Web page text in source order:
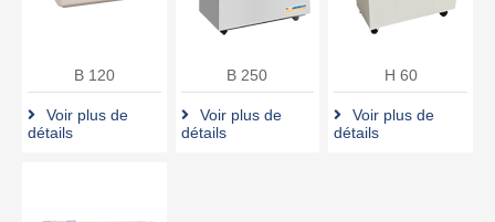
B 120
Voir plus de
détails
B 250
Voir plus de
détails
H 60
Voir plus de
détails